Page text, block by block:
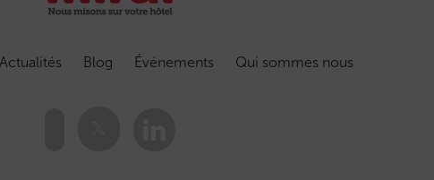
Actualités Blog Événements Qui sommes nous